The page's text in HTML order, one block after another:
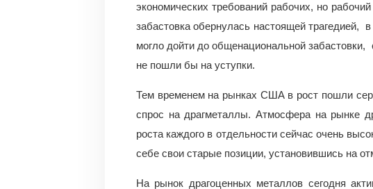
экономических требований рабочих, но
забастовка обернулась настоящей трагедией,
могло дойти до общенациональной
не пошли бы на уступки.
Тем временем на рынках США в рост пошли
спрос на драгметаллы. Атмосфера на рынке
роста каждого в отдельности сейчас очень
себе свои старые позиции, установившись на
На рынок драгоценных металлов сегодня